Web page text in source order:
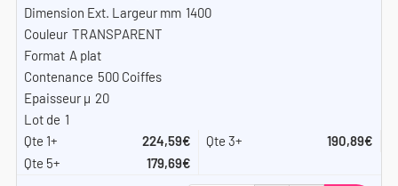
1400
TRANSPARENT
A plat
500 Coiffes
20
1
224,59€
190,89€
179,69€